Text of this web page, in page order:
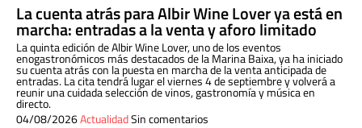
La cuenta atrás para Albir Wine Lover ya está en
marcha: entradas a la venta y aforo limitado
La quinta edición de Albir Wine Lover, uno de los eventos
enogastronómicos más destacados de la Marina Baixa, ya ha iniciado
su cuenta atrás con la puesta en marcha de la venta anticipada de
entradas. La cita tendrá lugar el viernes 4 de septiembre y volverá a
reunir una cuidada selección de vinos, gastronomía y música en
directo.
04/08/2026ActualidadSin comentarios